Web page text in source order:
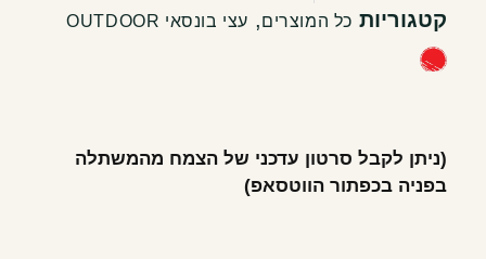
קטגוריות כל המוצרים, עצי בונסאי OUTDOOR
(ניתן לקבל סרטון עדכני של הצמח מהמשתלה
בפניה בכפתור הווטסאפ)